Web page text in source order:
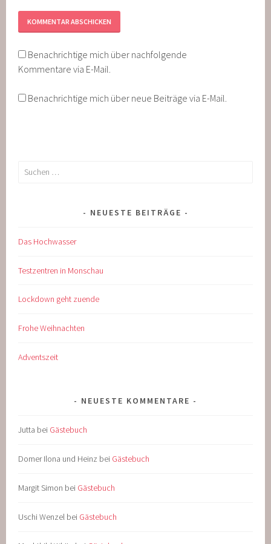
Benachrichtige mich über nachfolgende
Kommentare via E-Mail.
Benachrichtige mich über neue Beiträge via E-Mail.
Suche
NEUESTE BEITRÄGE
Das Hochwasser
Testzentren in Monschau
Lockdown geht zuende
Frohe Weihnachten
Adventszeit
NEUESTE KOMMENTARE
Jutta bei Gästebuch
Domer Ilona und Heinz bei Gästebuch
Margit Simon bei Gästebuch
Uschi Wenzel bei Gästebuch